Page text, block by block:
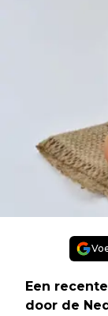
Een
door de